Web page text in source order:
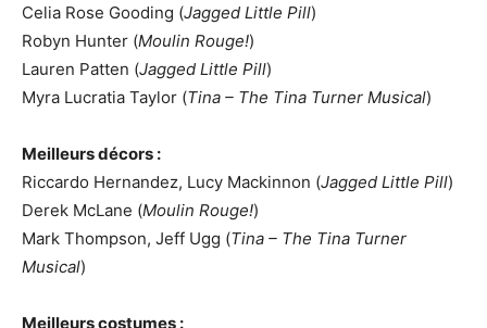
Celia Rose Gooding (Jagged Little Pill)
Robyn Hunter (Moulin Rouge!)
Lauren Patten (Jagged Little Pill)
Myra Lucratia Taylor (Tina – The Tina Turner Musical)
Meilleurs décors :
Riccardo Hernandez, Lucy Mackinnon (Jagged Little Pill)
Derek McLane (Moulin Rouge!)
Mark Thompson, Jeff Ugg (Tina – The Tina Turner
Musical)
Meilleurs costumes :